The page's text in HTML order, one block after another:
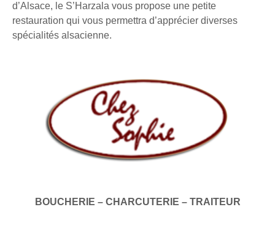
d’Alsace, le S’Harzala vous propose une petite
restauration qui vous permettra d’apprécier diverses
spécialités alsacienne.
BOUCHERIE – CHARCUTERIE – TRAITEUR